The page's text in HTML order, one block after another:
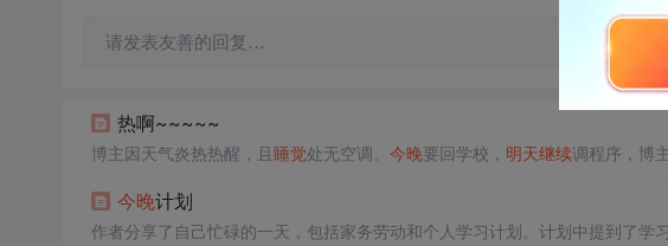
请发表友善的回复…
热啊~~~~~
博主因天气炎热热醒，且睡觉处无空调。 今晚要回学校， 明天继续调程序，博
今晚计划
作者分享了自己忙碌的一天，包括家务劳动和个人学习计划。计划中提到了学